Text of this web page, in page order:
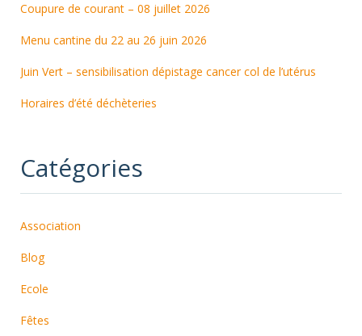
Coupure de courant – 08 juillet 2026
Menu cantine du 22 au 26 juin 2026
Juin Vert – sensibilisation dépistage cancer col de l’utérus
Horaires d’été déchèteries
Catégories
Association
Blog
Ecole
Fêtes